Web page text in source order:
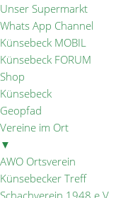
Unser Supermarkt
Whats App Channel
Künsebeck MOBIL
Künsebeck FORUM
Shop
Künsebeck
Geopfad
Vereine im Ort
▼
AWO Ortsverein
Künsebecker Treff